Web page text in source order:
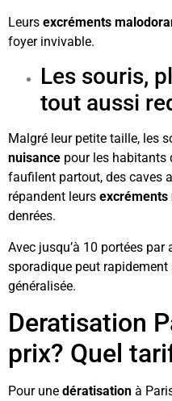
Leurs excréments
foyer invivable.
Les souris,
tout aussi
Malgré leur petite taille, les
nuisance pour les habitants
faufilent partout, des caves
répandent leurs excréments
denrées.
Avec jusqu’à 10 portées par
sporadique peut
généralisée.
Deratisation
prix? Quel
Pour une dératisation à